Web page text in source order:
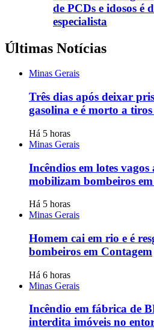
de PCDs e idosos é
especialista
Últimas Notícias
Minas Gerais
Três dias após deixar
gasolina e é morto a
Há 5 horas
Minas Gerais
Incêndios em lotes vagos
mobilizam bombeiros
Há 5 horas
Minas Gerais
Homem cai em rio e é
bombeiros em Contagem
Há 6 horas
Minas Gerais
Incêndio em fábrica de
interdita imóveis no